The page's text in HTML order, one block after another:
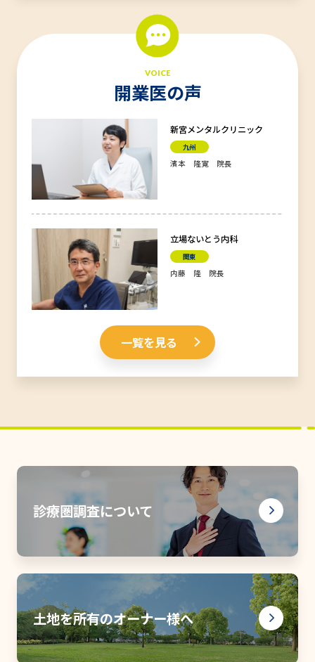
VOICE
開業医の声
新宮メンタルクリニック
九州
濱本 隆寛 院長
立場ないとう内科
関東
内藤 隆 院長
一覧を見る
診療圏調査について
土地を所有のオーナー様へ